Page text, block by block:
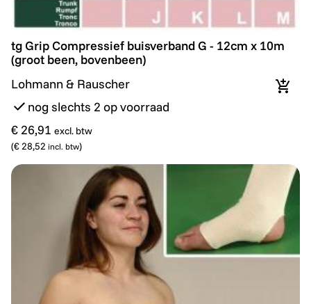
tg Grip Compressief buisverband G - 12cm x 10m
tg Grip Compressief buisverband G - 12cm x 10m
(groot been, bovenbeen)
Lohmann & Rauscher
nog slechts 2 op voorraad
€ 26,91 excl. btw
(€ 28,52 incl. btw)
In